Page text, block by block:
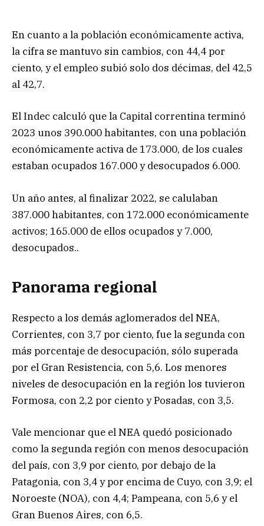
En cuanto a la población económicamente activa,
la cifra se mantuvo sin cambios, con 44,4 por
ciento, y el empleo subió solo dos décimas, del 42,5
al 42,7.
El Indec calculó que la Capital correntina terminó
2023 unos 390.000 habitantes, con una población
económicamente activa de 173.000, de los cuales
estaban ocupados 167.000 y desocupados 6.000.
Un año antes, al finalizar 2022, se calulaban
387.000 habitantes, con 172.000 económicamente
activos; 165.000 de ellos ocupados y 7.000,
desocupados..
Panorama regional
Respecto a los demás aglomerados del NEA,
Corrientes, con 3,7 por ciento, fue la segunda con
más porcentaje de desocupación, sólo superada
por el Gran Resistencia, con 5,6. Los menores
niveles de desocupación en la región los tuvieron
Formosa, con 2,2 por ciento y Posadas, con 3,5.
Vale mencionar que el NEA quedó posicionado
como la segunda región con menos desocupación
del país, con 3,9 por ciento, por debajo de la
Patagonia, con 3,4 y por encima de Cuyo, con 3,9; el
Noroeste (NOA), con 4,4; Pampeana, con 5,6 y el
Gran Buenos Aires, con 6,5.